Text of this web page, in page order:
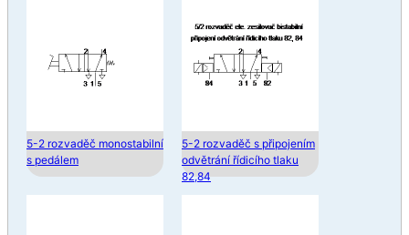
5-2 rozvaděč monostabilní
s pedálem
5-2 rozvaděč s připojením
odvětrání řídicího tlaku
82,84